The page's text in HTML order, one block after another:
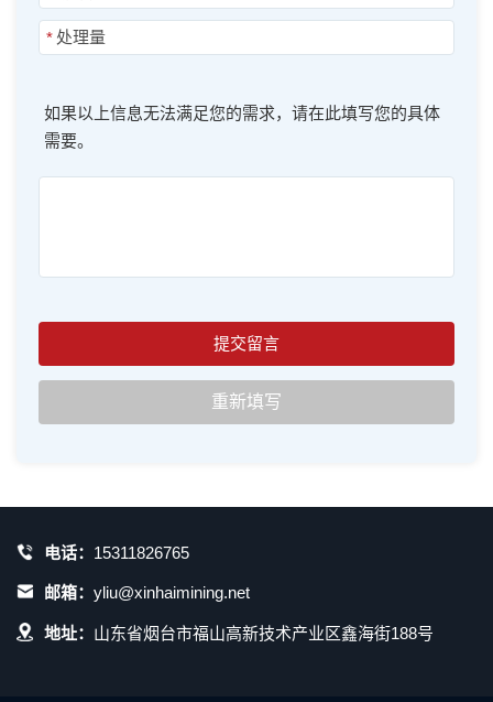
*
如果以上信息无法满足您的需求，请在此填写您的具体
需要。
电话： 15311826765
邮箱： yliu@xinhaimining.net
地址： 山东省烟台市福山高新技术产业区鑫海街188号